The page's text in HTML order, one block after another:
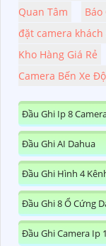
Quan Tâm
đặt camera
Kho Hàng Giá Rẻ
Camera Bến Xe
Đầu Ghi Ip 8
Đầu Ghi AI Dahua
Đầu Ghi Hình 4
Đầu Ghi 8 Ổ Cứng
Đầu Ghi Camera Ip